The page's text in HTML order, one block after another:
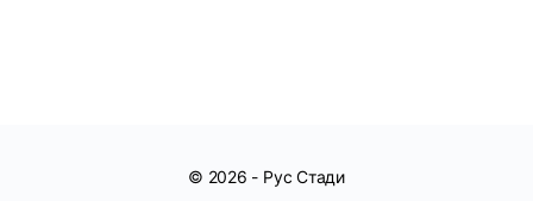
© 2026 - Рус Стади